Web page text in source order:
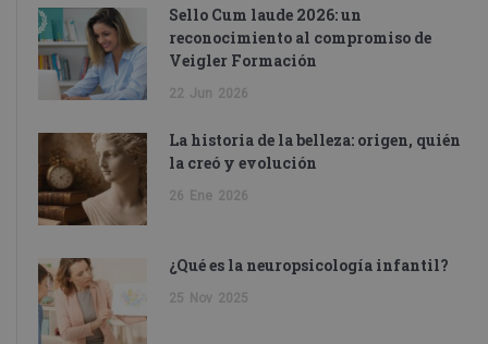
Sello Cum laude 2026: un
reconocimiento al compromiso de
Veigler Formación
22 Jun 2026
La historia de la belleza: origen, quién
la creó y evolución
26 Ene 2026
¿Qué es la neuropsicología infantil?
25 Nov 2025